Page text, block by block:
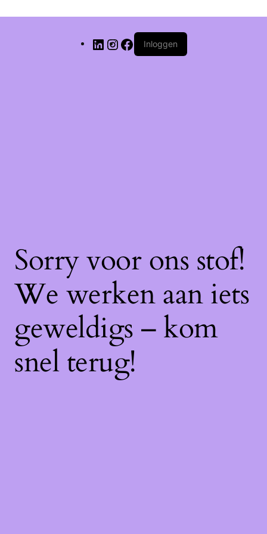
Inloggen
Sorry voor ons stof!
We werken aan iets
geweldigs – kom
snel terug!